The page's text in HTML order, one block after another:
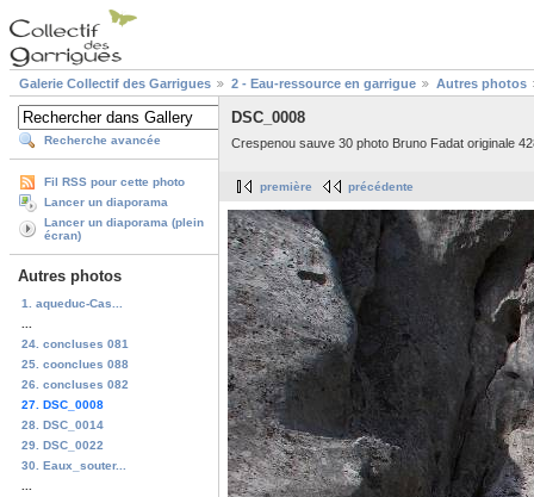
Galerie Collectif des Garrigues 2 - Eau-ressource en garrigue Autres photos
Recherche avancée
Fil RSS pour cette photo
Lancer un diaporama
Lancer un diaporama (plein
écran)
Autres photos
1. aqueduc-Cas...
24. concluses 081
25. coonclues 088
26. concluses 082
27. DSC_0008
28. DSC_0014
29. DSC_0022
30. Eaux_souter...
DSC_0008
Crespenou sauve 30 photo Bruno Fadat originale
première précédente